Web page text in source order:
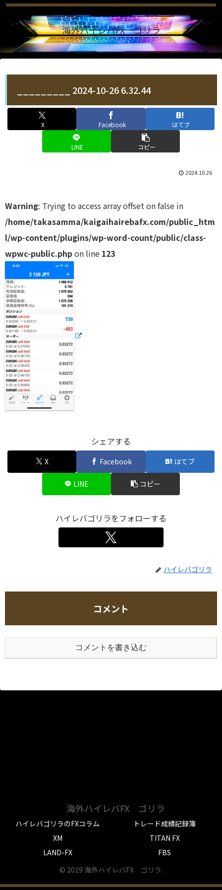
海外ハイレバFX ゴリラ
_________ 2024-10-26 6.32.44
X Facebook はてブ
LINE コピー
2024.10.26
Warning: Trying to access array offset on false in
/home/takasamma/kaigaihairebafx.com/public_htm
l/wp-content/plugins/wp-word-count/public/class-
wpwc-public.phpon line 123
シェアする
X Facebook はてブ
LINE コピー
ハイレバゴリラをフォローする
ハイレバゴリラ
コメント
コメントを書き込む
海外ハイレバFX ゴリラ
ハイレバゴリラのFXコラム
トレード成績記録簿
XM
TITAN FX
LAND-FX
FBS
© 2019 海外ハイレバFX ゴリラ.